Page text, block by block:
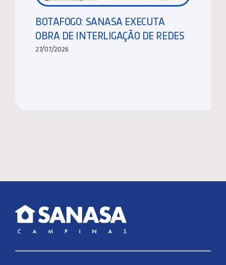
BOTAFOGO: SANASA EXECUTA
OBRA DE INTERLIGAÇÃO DE REDES
27/07/2026